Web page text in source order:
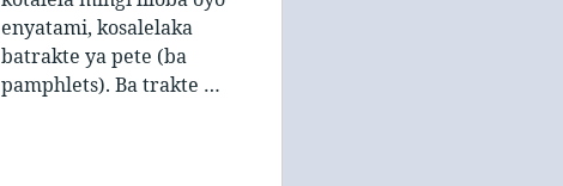
enyatami, kosalelaka
batrakte ya pete (ba
pamphlets). Ba trakte …